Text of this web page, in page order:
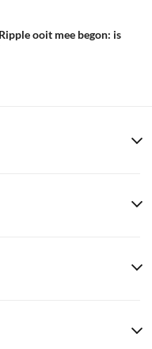
ooit mee begon: is